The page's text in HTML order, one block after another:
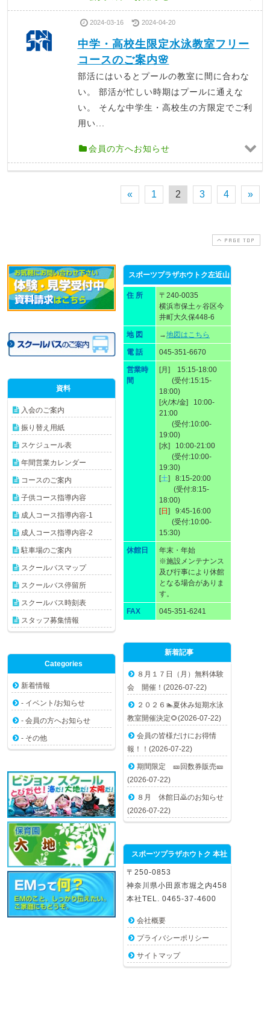
2024-03-16 2024-04-20
中学・高校生限定水泳教室フリー
コースのご案内🌸
部活にはいるとプールの教室に間に合わな
い。 部活が忙しい時期はプールに通えな
い。 そんな中学生・高校生の方限定でご利
用い...
会員の方へお知らせ
« 1 2 3 4 »
PAGE TOP
スポーツプラザホウトク左近山
住 所
〒240-0035
横浜市保土ヶ谷区今
井町大久保448-6
地 図 →地図はこちら
電 話 045-351-6670
営業時
間
[月] 15:15-18:00
(受付:15:15-
18:00)
[火/木/金] 10:00-
21:00
(受付:10:00-
19:00)
[水] 10:00-21:00
(受付:10:00-
19:30)
[土] 8:15-20:00
(受付:8:15-
18:00)
[日 ] 9:45-16:00
(受付:10:00-
15:30)
休館日
年末・年始
※施設メンテナンス
及び行事により休館
となる場合がありま
す。
FAX 045-351-6241
資料
入会のご案内
振り替え用紙
スケジュール表
年間営業カレンダー
コースのご案内
子供コース指導内容
成人コース指導内容-1
成人コース指導内容-2
駐車場のご案内
スクールバスマップ
スクールバス停留所
スクールバス時刻表
スタッフ募集情報
新着記事
８月１７日（月）無料体験
会 開催！(2026-07-22)
２０２６🏊夏休み短期水泳
教室開催決定🌻(2026-07-22)
会員の皆様だけにお得情
報！！(2026-07-22)
期間限定 🎫回数券販売🎫
(2026-07-22)
８月 休館日🙇のお知らせ
(2026-07-22)
Categories
新着情報
- イベント/お知らせ
- 会員の方へお知らせ
- その他
スポーツプラザホウトク 本社
〒250-0853
神奈川県小田原市堀之内458
本社TEL. 0465-37-4600
会社概要
プライバシーポリシー
サイトマップ